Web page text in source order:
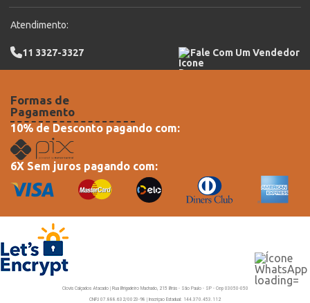
Atendimento:
11 3327-3327 Fale Com Um Vendedor
Formas de
Pagamento
10% de Desconto pagando com:
6X Sem juros pagando com:
Clovis Calçados Atacado | Rua Brigadeiro Machado, 215 Brás - São Paulo - SP - Cep 03050-050
CNPJ 07.888.632/0023-98 | Inscriçao Estadual: 144.370.453.112